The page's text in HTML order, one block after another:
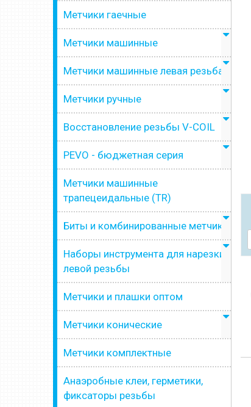
Метчики гаечные
Метчики машинные
Метчики машинные левая резьба
Метчики ручные
Восстановление резьбы V-COIL
PEVO - бюджетная серия
Метчики машинные
трапецеидальные (TR)
Биты и комбинированные метчики
Наборы инструмента для нарезки
левой резьбы
Метчики и плашки оптом
Метчики конические
Метчики комплектные
Анаэробные клеи, герметики,
фиксаторы резьбы